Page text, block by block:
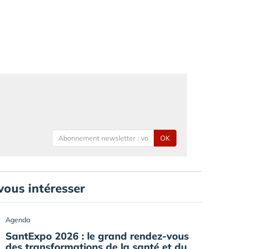
OK
intéresser
Agenda
SantExpo 2026 : le grand rendez-vous